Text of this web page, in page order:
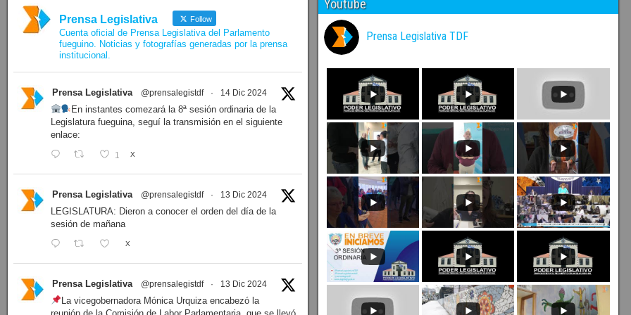
Prensa Legislativa Follow
Cuenta oficial de Prensa Legislativa del Parlamento
fueguino. Noticias y fotografías generadas por la prensa
institucional.
Prensa Legislativa @prensalegistdf · 14 Dic 2024
En instantes comezará la 8ª sesión ordinaria de la
Legislatura fueguina, seguí la transmisión en el siguiente
enlace:
1 X
Prensa Legislativa @prensalegistdf · 13 Dic 2024
LEGISLATURA: Dieron a conocer el orden del día de la
sesión de mañana
X
Prensa Legislativa @prensalegistdf · 13 Dic 2024
La vicegobernadora Mónica Urquiza encabezó la
Youtube
Prensa Legislativa TDF